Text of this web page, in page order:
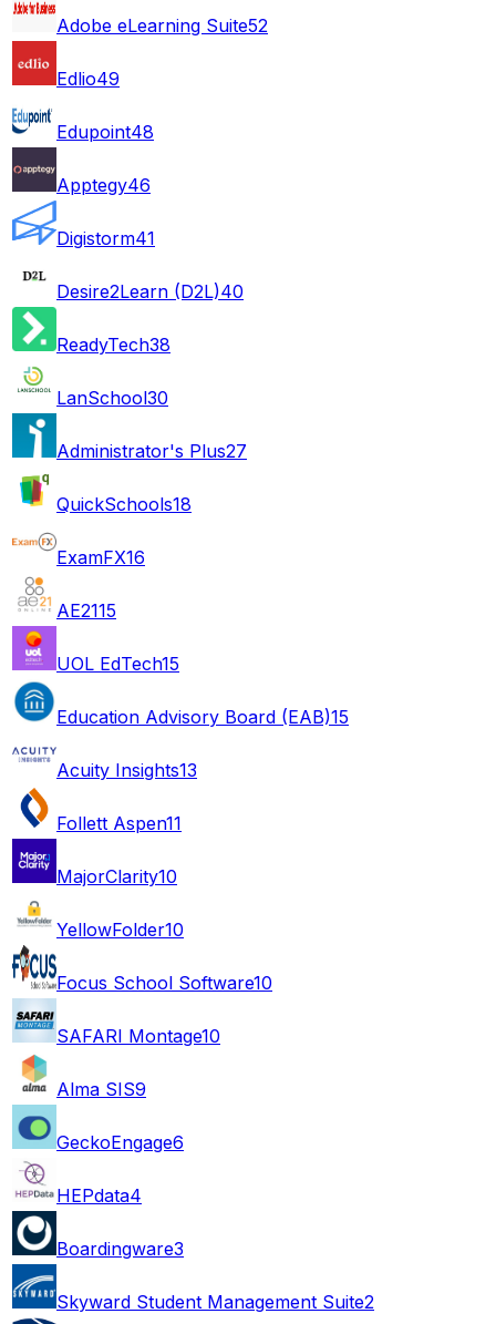
Adobe eLearning Suite52
Edlio49
Edupoint48
Apptegy46
Digistorm41
Desire2Learn (D2L)40
ReadyTech38
LanSchool30
Administrator's Plus27
QuickSchools18
ExamFX16
AE2115
UOL EdTech15
Education Advisory Board (EAB)15
Acuity Insights13
Follett Aspen11
MajorClarity10
YellowFolder10
Focus School Software10
SAFARI Montage10
Alma SIS9
GeckoEngage6
HEPdata4
Boardingware3
Skyward Student Management Suite2